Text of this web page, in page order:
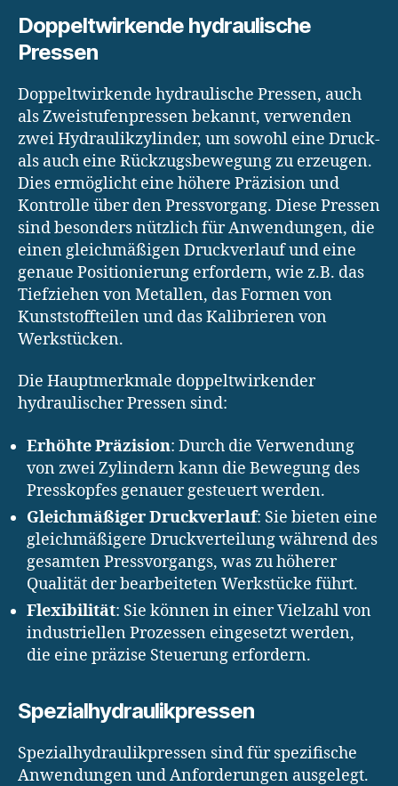
Doppeltwirkende hydraulische
Pressen
Doppeltwirkende hydraulische Pressen, auch
als Zweistufenpressen bekannt, verwenden
zwei Hydraulikzylinder, um sowohl eine Druck-
als auch eine Rückzugsbewegung zu erzeugen.
Dies ermöglicht eine höhere Präzision und
Kontrolle über den Pressvorgang. Diese Pressen
sind besonders nützlich für Anwendungen, die
einen gleichmäßigen Druckverlauf und eine
genaue Positionierung erfordern, wie z.B. das
Tiefziehen von Metallen, das Formen von
Kunststoffteilen und das Kalibrieren von
Werkstücken.
Die Hauptmerkmale doppeltwirkender
hydraulischer Pressen sind:
Erhöhte Präzision: Durch die Verwendung
von zwei Zylindern kann die Bewegung des
Presskopfes genauer gesteuert werden.
Gleichmäßiger Druckverlauf: Sie bieten eine
gleichmäßigere Druckverteilung während des
gesamten Pressvorgangs, was zu höherer
Qualität der bearbeiteten Werkstücke führt.
Flexibilität: Sie können in einer Vielzahl von
industriellen Prozessen eingesetzt werden,
die eine präzise Steuerung erfordern.
Spezialhydraulikpressen
Spezialhydraulikpressen sind für spezifische
Anwendungen und Anforderungen ausgelegt.